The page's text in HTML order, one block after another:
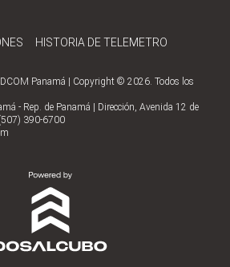
HISTORIA DE TELEMETRO
Panamá | Copyright © 2026. Todos los
- Rep. de Panamá | Dirección, Avenida 12 de
390-6700